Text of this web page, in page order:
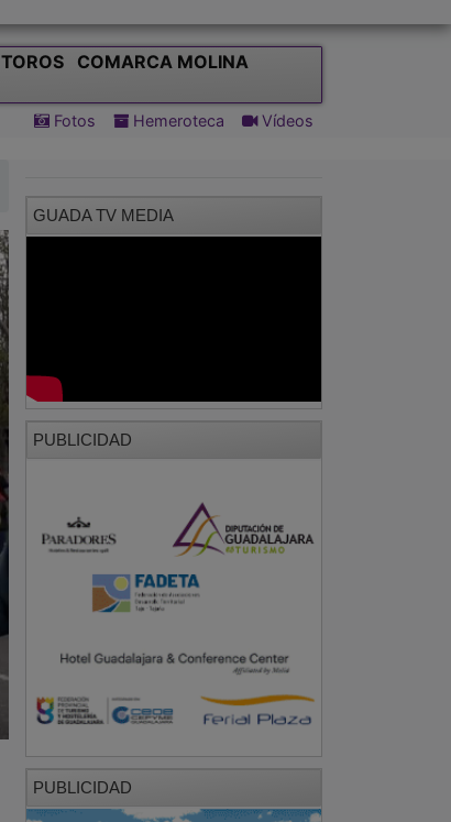
Fotos Hemeroteca Vídeos
GUADA TV MEDIA
PUBLICIDAD